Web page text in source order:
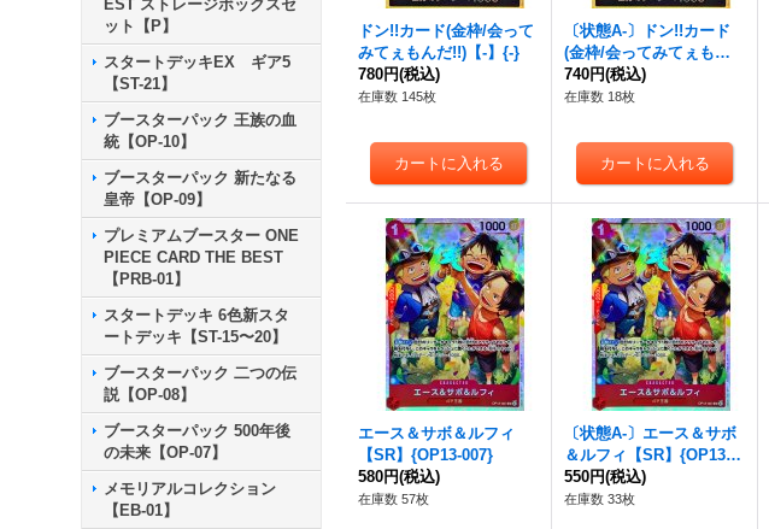
EST ストレージボックスセ
ット【P】
スタートデッキEX ギア5
【ST-21】
ブースターパック 王族の血
統【OP-10】
ブースターパック 新たなる
皇帝【OP-09】
プレミアムブースター ONE
PIECE CARD THE BEST
【PRB-01】
スタートデッキ 6色新スタ
ートデッキ【ST-15〜20】
ブースターパック 二つの伝
説【OP-08】
ブースターパック 500年後
の未来【OP-07】
メモリアルコレクション
【EB-01】
ドン!!カード(金枠/会って
みてぇもんだ!!)【-】{-}
780円(税込)
在庫数 145枚
〔状態A-〕ドン!!カード
(金枠/会ってみてぇもん
だ!!)【-】{-}
740円(税込)
在庫数 18枚
エース＆サボ＆ルフィ
【SR】{OP13-007}
580円(税込)
在庫数 57枚
〔状態A-〕エース＆サボ
＆ルフィ【SR】{OP13-0
07}
550円(税込)
在庫数 33枚